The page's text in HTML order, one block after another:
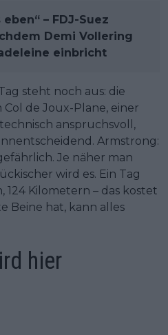
eben“ – FDJ-Suez
Demi Vollering
einbricht
steht noch aus: die
de Joux-Plane, einer
anspruchsvoll,
Armstrong:
Je näher man
wird es. Ein Tag
Kilometern – das kostet
Beine hat, kann alles
hier